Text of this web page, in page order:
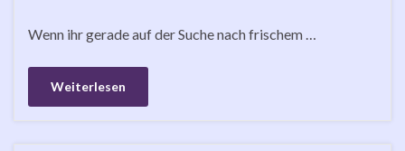
Wenn ihr gerade auf der Suche nach frischem …
Weiterlesen